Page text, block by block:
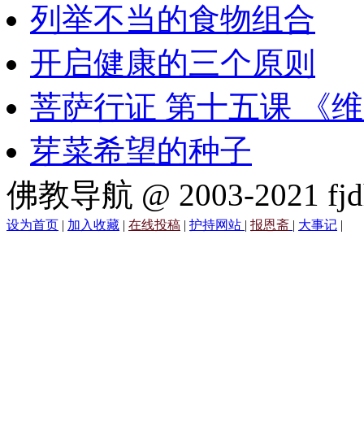
列举不当的食物组合
开启健康的三个原则
菩萨行证 第十五课 《
芽菜希望的种子
佛教导航 @ 2003-2021
设为首页 | 加入收藏 | 在线投稿 | 护持网站 | 报恩斋 | 大事记 |